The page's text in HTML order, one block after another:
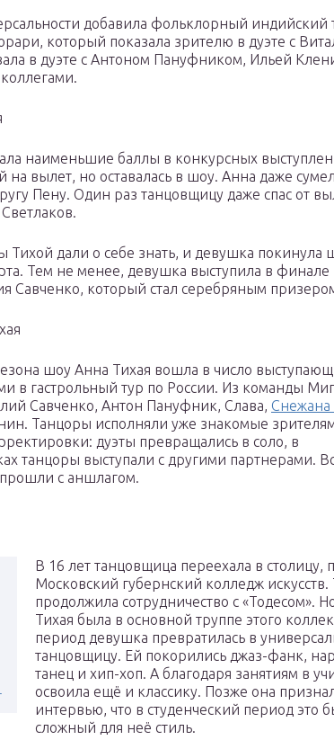
добавила фольклорный индийский
который показала зрителю в дуэте с
в дуэте с Антоном Пануфником, Ильей
наименьшие баллы в конкурсных
на вылет, но оставалась в шоу. Анна даже
Пену. Один раз танцовщицу даже спас от
дали о себе знать, и девушка покинула
Тем не менее, девушка выступила в
Савченко, который стал серебряным
шоу Анна Тихая вошла в число
в гастрольный тур по России. Из команды
Савченко, Антон Пануфник, Слава,
Танцоры исполняли уже знакомые
дуэты превращались в соло, в
танцоры выступали с другими партнерами.
прошли с аншлагом.
В 16 лет танцовщица переехала в столицу,
Московский губернский колледж искусств.
продолжила сотрудничество с «Тодесом».
Тихая была в основной труппе этого
период девушка превратилась в
танцовщицу. Ей покорились джаз-фанк,
танец и хип-хоп. А благодаря занятиям в
освоила ещё и классику. Позже она
интервью, что в студенческий период это
сложный для неё стиль.